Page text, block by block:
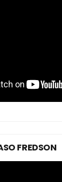
FREDSON